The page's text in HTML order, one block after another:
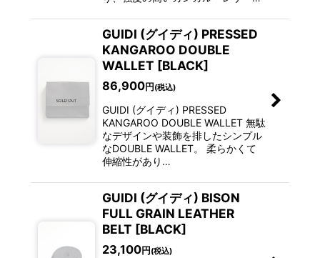
GUIDI (グイディ) PRESSED
KANGAROO DOUBLE
WALLET [BLACK]
86,900円 (税込)
GUIDI (グイディ) PRESSED
KANGAROO DOUBLE WALLET 無駄
なデザインや装飾を排したシンプル
なDOUBLE WALLET。 柔らかくて
伸縮性があり…
GUIDI (グイディ) BISON
FULL GRAIN LEATHER
BELT [BLACK]
23,100円 (税込)